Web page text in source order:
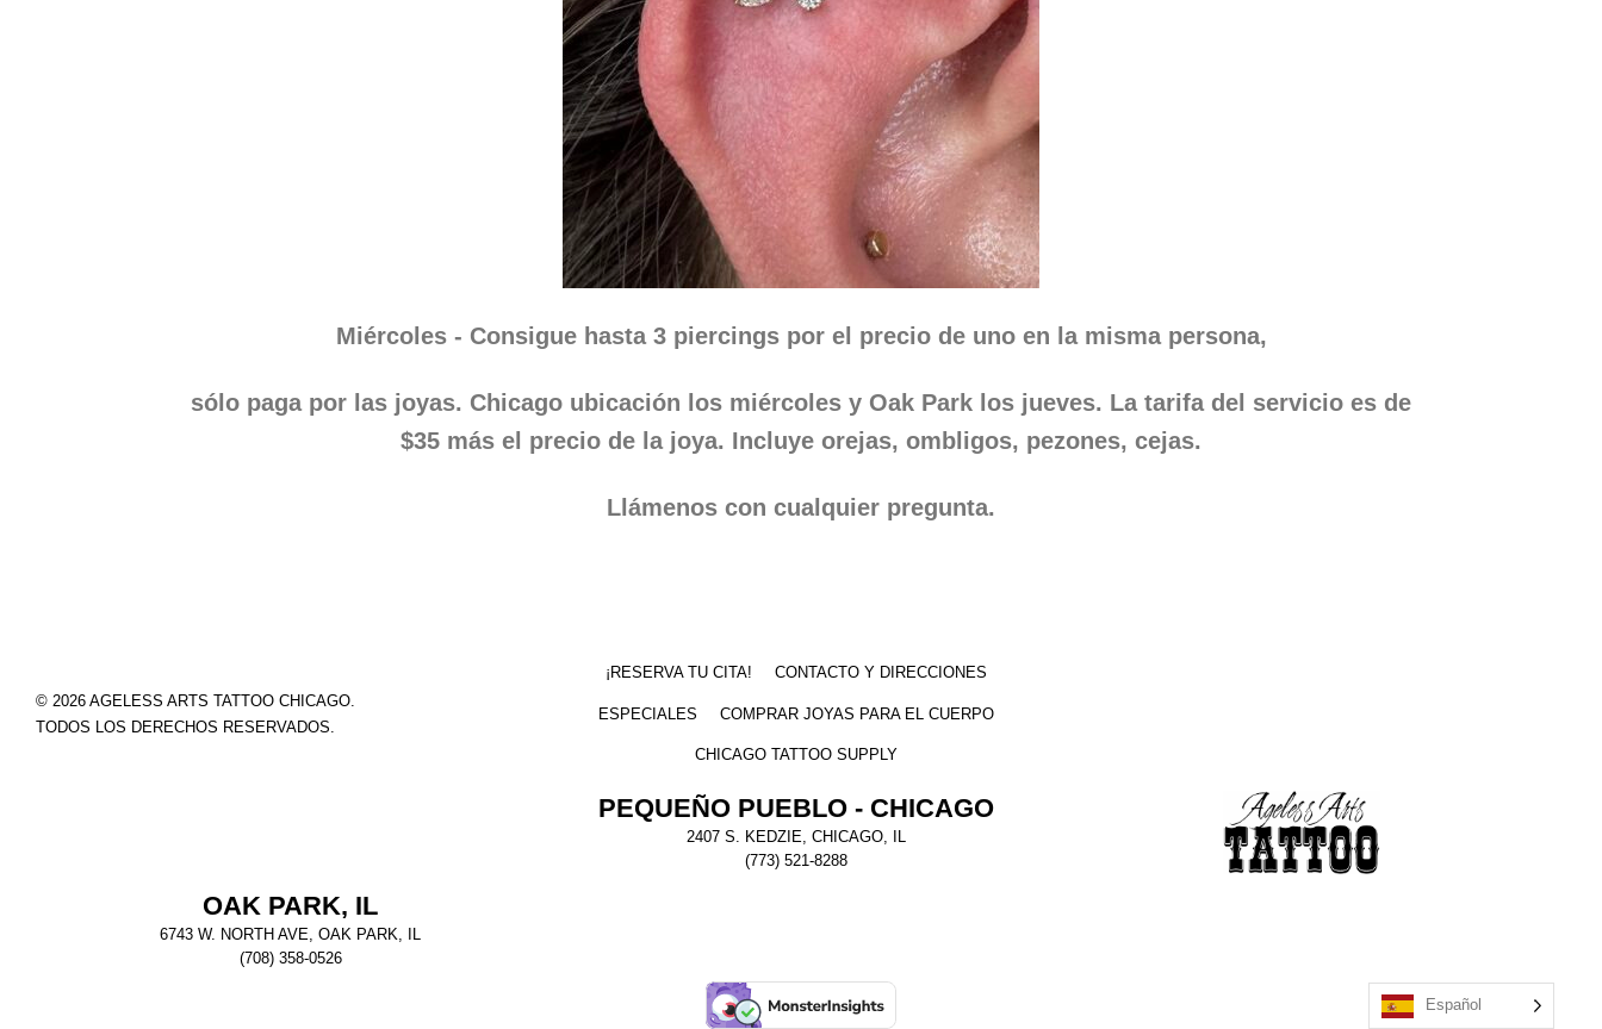
Miércoles - Consigue hasta 3 piercings por el precio de uno en la misma persona,
sólo paga por las joyas. Chicago ubicación los miércoles y Oak Park los jueves. La tarifa del servicio es de
$35 más el precio de la joya. Incluye orejas, ombligos, pezones, cejas.
Llámenos con cualquier pregunta.
© 2026 AGELESS ARTS TATTOO CHICAGO.
TODOS LOS DERECHOS RESERVADOS.
¡RESERVA TU CITA! CONTACTO Y DIRECCIONES
ESPECIALES COMPRAR JOYAS PARA EL CUERPO
CHICAGO TATTOO SUPPLY
PEQUEÑO PUEBLO - CHICAGO
2407 S. KEDZIE, CHICAGO, IL
(773) 521-8288
OAK PARK, IL
6743 W. NORTH AVE, OAK PARK, IL
(708) 358-0526
Español